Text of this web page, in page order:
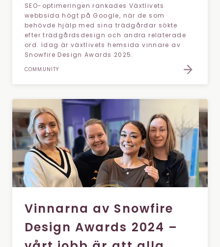
SEO-optimeringen rankades Växtlivets
webbsida högt på Google, när de som
behövde hjälp med sina trädgårdar sökte
efter trädgårdsdesign och andra relaterade
ord. Idag är växtlivets hemsida vinnare av
Snowfire Design Awards 2025.
COMMUNITY
Vinnarna av Snowfire
Design Awards 2024 –